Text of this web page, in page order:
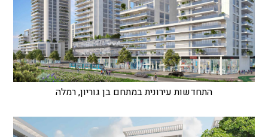
התחדשות עירונית במתחם בן גוריון, רמלה